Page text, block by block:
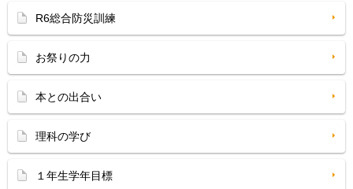
R6総合防災訓練
お祭りの力
本との出合い
理科の学び
１年生学年目標